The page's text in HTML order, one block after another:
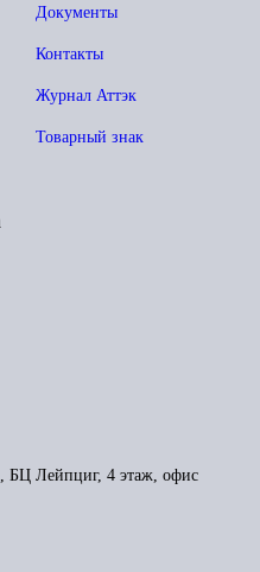
Документы
Контакты
Журнал Аттэк
Товарный знак
БЦ Лейпциг, 4 этаж, офис